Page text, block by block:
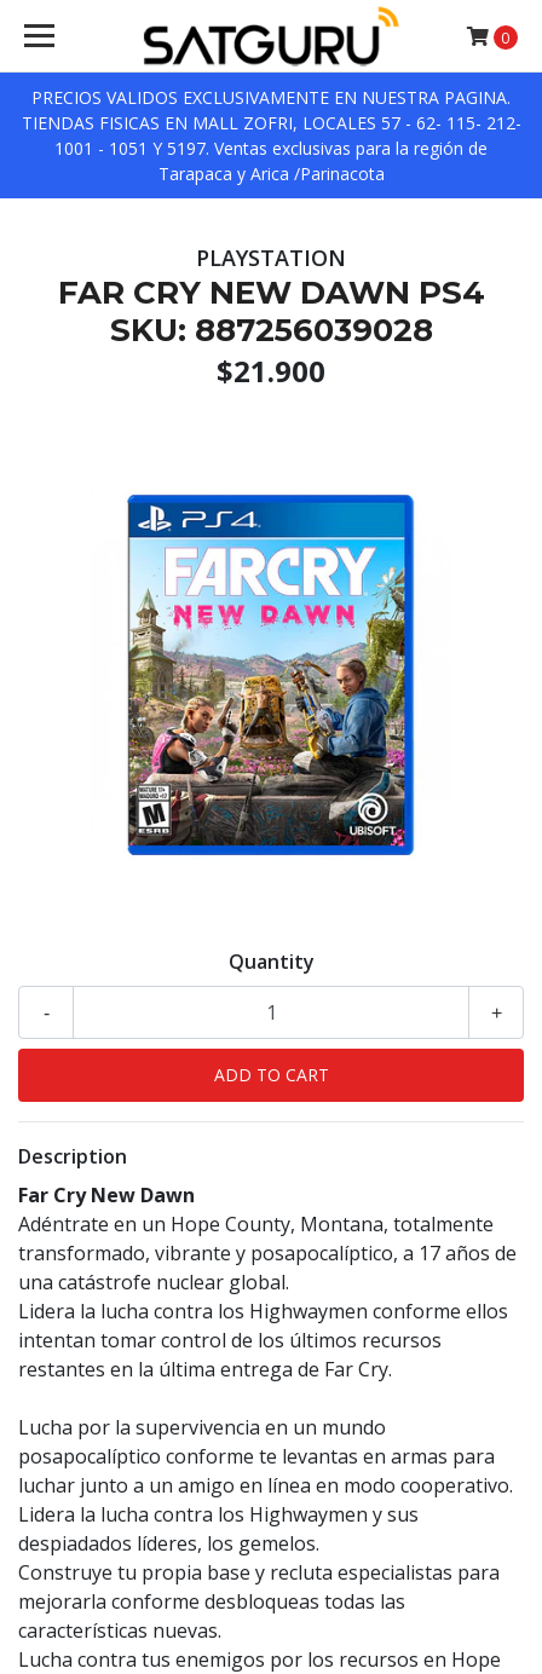
PRECIOS VALIDOS EXCLUSIVAMENTE EN NUESTRA PAGINA.
TIENDAS FISICAS EN MALL ZOFRI, LOCALES 57 - 62- 115- 212-
1001 - 1051 Y 5197. Ventas exclusivas para la región de
Tarapaca y Arica /Parinacota
0
PLAYSTATION
FAR CRY NEW DAWN PS4
SKU: 887256039028
$21.900
Quantity
+
-
Description
Far Cry New Dawn
Adéntrate en un Hope County, Montana, totalmente
transformado, vibrante y posapocalíptico, a 17 años de
una catástrofe nuclear global.
Lidera la lucha contra los Highwaymen conforme ellos
intentan tomar control de los últimos recursos
restantes en la última entrega de Far Cry.
Lucha por la supervivencia en un mundo
posapocalíptico conforme te levantas en armas para
luchar junto a un amigo en línea en modo cooperativo.
Lidera la lucha contra los Highwaymen y sus
despiadados líderes, los gemelos.
Construye tu propia base y recluta especialistas para
mejorarla conforme desbloqueas todas las
características nuevas.
Lucha contra tus enemigos por los recursos en Hope